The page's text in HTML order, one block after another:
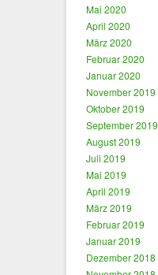
Mai 2020
April 2020
März 2020
Februar 2020
Januar 2020
November 2019
Oktober 2019
September 2019
August 2019
Juli 2019
Mai 2019
April 2019
März 2019
Februar 2019
Januar 2019
Dezember 2018